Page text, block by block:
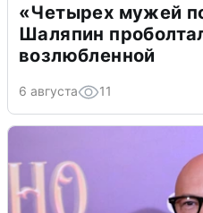
«Четырех мужей
Шаляпин
возлюбленной
6 августа 11